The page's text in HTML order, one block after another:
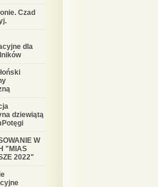
Czad
dla
dziewiątą
W
"MIAS
2022"